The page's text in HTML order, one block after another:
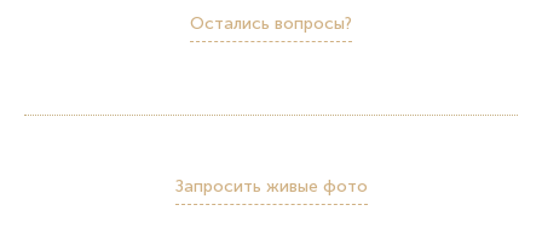
Остались вопросы?
Запросить живые фото